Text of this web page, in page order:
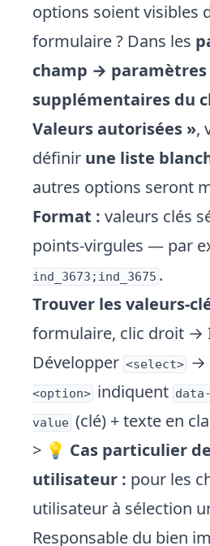
options soient visibles
formulaire ? Dans les
champ → paramètres
supplémentaires du
Valeurs autorisées »,
définir une liste
autres options seront
Format : valeurs clés
points-virgules — par
ind_3673;ind_3675 .
Trouver les valeurs-
formulaire, clic droit →
Développer <select> →
<option> indiquent
value (clé) + texte en
> 💡 Cas particulier
utilisateur : pour les
utilisateur à sélection
Responsable du bien